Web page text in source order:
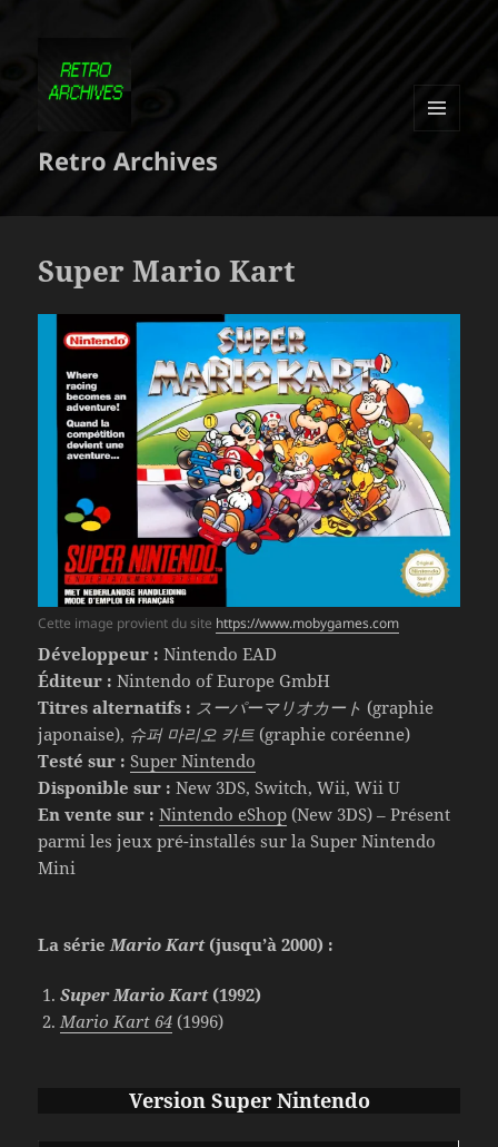
Retro Archives
Super Mario Kart
Cette image provient du site https://www.mobygames.com
Développeur : Nintendo EAD
Éditeur : Nintendo of Europe GmbH
Titres alternatifs : スーパーマリオカート (graphie
japonaise), 슈퍼 마리오 카트 (graphie coréenne)
Testé sur : Super Nintendo
Disponible sur : New 3DS, Switch, Wii, Wii U
En vente sur : Nintendo eShop (New 3DS) – Présent
parmi les jeux pré-installés sur la Super Nintendo
Mini
La série Mario Kart(jusqu’à 2000) :
Super Mario Kart(1992)
Mario Kart 64 (1996)
Version Super Nintendo